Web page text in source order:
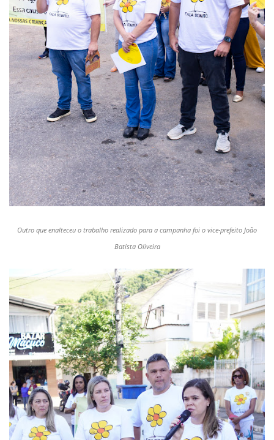
Outro que enalteceu o trabalho realizado para a campanha foi o vice-prefeito João
Batista Oliveira